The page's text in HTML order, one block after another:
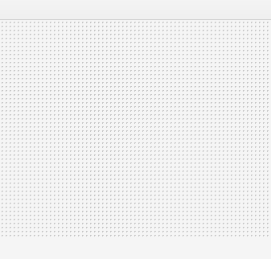
MAIL